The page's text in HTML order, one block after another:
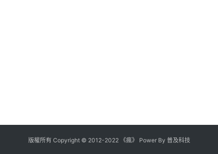
版權所有 Copyright © 2012-2022《瘋》 Power By 普及科技